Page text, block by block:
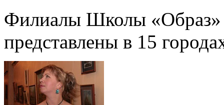
Филиалы Школы «Образ»
представлены в 15